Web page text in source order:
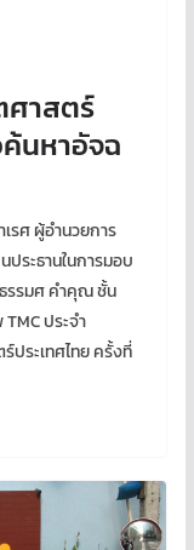
าสตร์
ค้นหาอัจฉ
รศ ผู้อำนวยการ
ประธานในการมอบ
รรมศ คำคุณ ชั้น
ประจำ
ประเทศไทย ครั้งที่